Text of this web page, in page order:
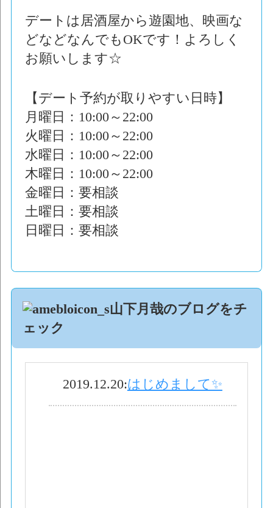
デートは居酒屋から遊園地、映画な
どなどなんでもOKです！よろしく
お願いします☆
【デート予約が取りやすい日時】
月曜日：10:00～22:00
火曜日：10:00～22:00
水曜日：10:00～22:00
木曜日：10:00～22:00
金曜日：要相談
土曜日：要相談
日曜日：要相談
山下月哉のブログをチ
ェック
2019.12.20:はじめまして✨